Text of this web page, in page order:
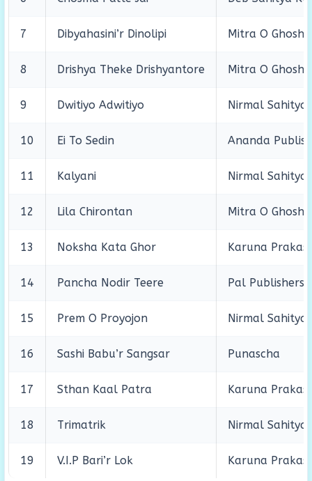
7 Dibyahasini’r Dinolipi Mitra O Ghosh
8 Drishya Theke Drishyantore Mitra O Ghosh
9 Dwitiyo Adwitiyo Nirmal
10 Ei To Sedin Ananda
11 Kalyani Nirmal
12 Lila Chirontan Mitra O Ghosh
13 Noksha Kata Ghor Karuna
14 Pancha Nodir Teere Pal Publishers
15 Prem O Proyojon Nirmal
16 Sashi Babu’r Sangsar Punascha
17 Sthan Kaal Patra Karuna
18 Trimatrik Nirmal
19 V.I.P Bari’r Lok Karuna